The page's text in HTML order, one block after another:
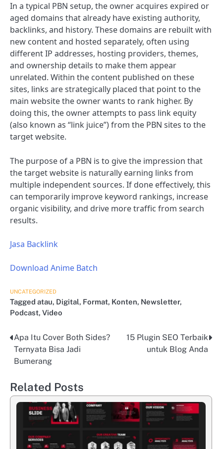
In a typical PBN setup, the owner acquires expired or
aged domains that already have existing authority,
backlinks, and history. These domains are rebuilt with
new content and hosted separately, often using
different IP addresses, hosting providers, themes,
and ownership details to make them appear
unrelated. Within the content published on these
sites, links are strategically placed that point to the
main website the owner wants to rank higher. By
doing this, the owner attempts to pass link equity
(also known as “link juice”) from the PBN sites to the
target website.
The purpose of a PBN is to give the impression that
the target website is naturally earning links from
multiple independent sources. If done effectively, this
can temporarily improve keyword rankings, increase
organic visibility, and drive more traffic from search
results.
Jasa Backlink
Download Anime Batch
UNCATEGORIZED
Tagged atau, Digital, Format, Konten, Newsletter,
Podcast, Video
Post
navigation
Apa Itu Cover Both Sides?
Ternyata Bisa Jadi
Bumerang
15 Plugin SEO Terbaik
untuk Blog Anda
Related Posts